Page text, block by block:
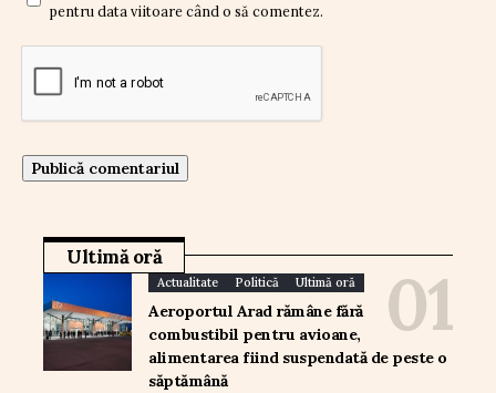
pentru data viitoare când o să comentez.
Ultimă oră
Actualitate Politică Ultimă oră
Aeroportul Arad rămâne fără
combustibil pentru avioane,
alimentarea fiind suspendată de peste o
săptămână